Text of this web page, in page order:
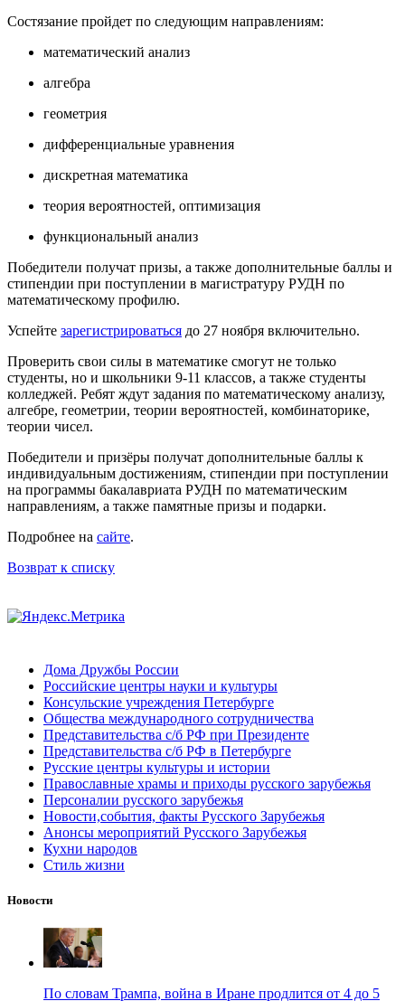
Состязание пройдет по следующим направлениям:
математический анализ
алгебра
геометрия
дифференциальные уравнения
дискретная математика
теория вероятностей, оптимизация
функциональный анализ
Победители получат призы, а также дополнительные баллы и
стипендии при поступлении в магистратуру РУДН по
математическому профилю.
Успейте зарегистрироваться до 27 ноября включительно.
Проверить свои силы в математике смогут не только
студенты, но и школьники 9-11 классов, а также студенты
колледжей. Ребят ждут задания по математическому анализу,
алгебре, геометрии, теории вероятностей, комбинаторике,
теории чисел.
Победители и призёры получат дополнительные баллы к
индивидуальным достижениям, стипендии при поступлении
на программы бакалавриата РУДН по математическим
направлениям, а также памятные призы и подарки.
Подробнее на сайте.
Возврат к списку
Дома Дружбы России
Российские центры науки и культуры
Консульские учреждения Петербурге
Общества международного сотрудничества
Представительства с/б РФ при Президенте
Представительства с/б РФ в Петербурге
Русские центры культуры и истории
Православные храмы и приходы русского зарубежья
Персоналии русского зарубежья
Новости,события, факты Русского Зарубежья
Анонсы мероприятий Русского Зарубежья
Кухни народов
Стиль жизни
Новости
По словам Трампа, война в Иране продлится от 4 до 5